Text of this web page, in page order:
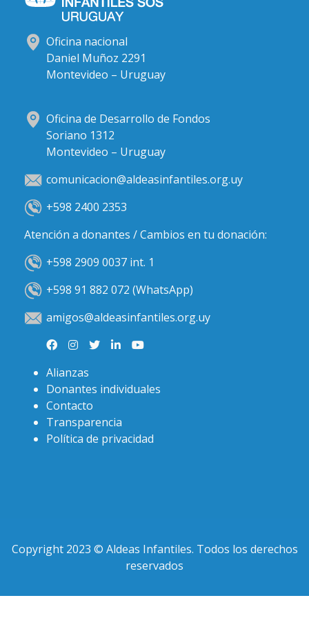
Oficina nacional
Daniel Muñoz 2291
Montevideo – Uruguay
Oficina de Desarrollo de Fondos
Soriano 1312
Montevideo – Uruguay
comunicacion@aldeasinfantiles.org.uy
+598 2400 2353
Atención a donantes / Cambios en tu donación:
+598 2909 0037 int. 1
+598 91 882 072 (WhatsApp)
amigos@aldeasinfantiles.org.uy
Alianzas
Donantes individuales
Contacto
Transparencia
Política de privacidad
Copyright 2023 © Aldeas Infantiles. Todos los derechos
reservados